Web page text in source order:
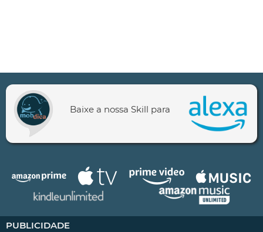
Baixe a nossa Skill para
PUBLICIDADE